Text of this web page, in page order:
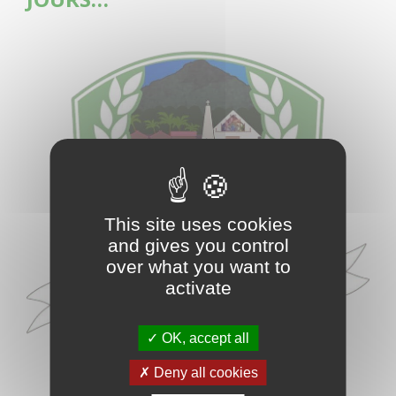
This site uses cookies
and gives you control
over what you want to
activate
OK, accept all
Deny all cookies